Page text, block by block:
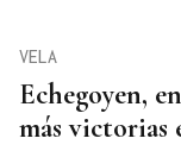
Echegoyen,
más victorias
VELA